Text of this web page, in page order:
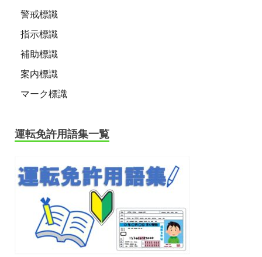
警戒標識
指示標識
補助標識
案内標識
マーク標識
運転免許用語集一覧